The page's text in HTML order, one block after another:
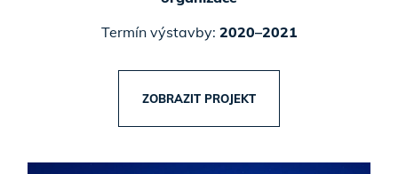
Termín výstavby: 2020–2021
ZOBRAZIT PROJEKT